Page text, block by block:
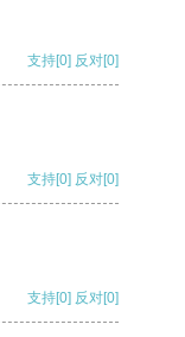
支持[0] 反对[0]
支持[0] 反对[0]
支持[0] 反对[0]